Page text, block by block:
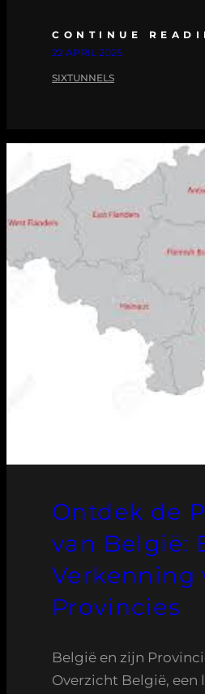
CONTINUE
22 APRIL 2025
SIXTUNNELS
Ontdek de
van België:
Verkenning
Provincies
België en zijn
Overzicht België, een